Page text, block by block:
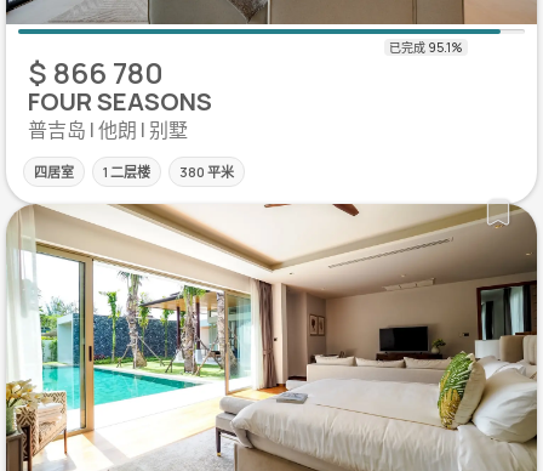
$ 866 780
FOUR SEASONS
普吉岛 | 他朗 | 别墅
四居室 1 二层楼 380 平米